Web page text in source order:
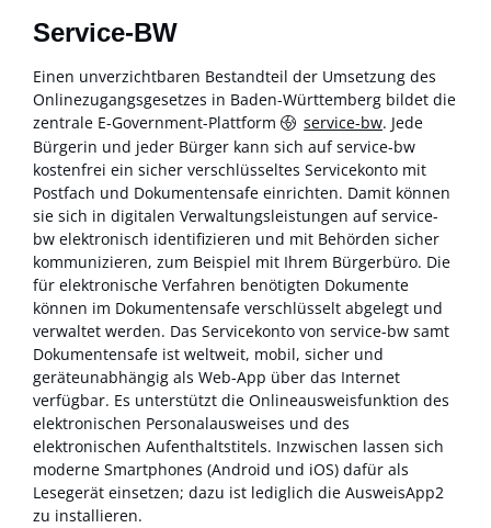
Service-BW
Einen unverzichtbaren Bestandteil der Umsetzung des
Onlinezugangsgesetzes in Baden-Württemberg bildet die
zentrale E-Government-Plattform
service-bw. Jede
Bürgerin und jeder Bürger kann sich auf service-bw
kostenfrei ein sicher verschlüsseltes Servicekonto mit
Postfach und Dokumentensafe einrichten. Damit können
sie sich in digitalen Verwaltungsleistungen auf service-
bw elektronisch identifizieren und mit Behörden sicher
kommunizieren, zum Beispiel mit Ihrem Bürgerbüro. Die
für elektronische Verfahren benötigten Dokumente
können im Dokumentensafe verschlüsselt abgelegt und
verwaltet werden. Das Servicekonto von service-bw samt
Dokumentensafe ist weltweit, mobil, sicher und
geräteunabhängig als Web-App über das Internet
verfügbar. Es unterstützt die Onlineausweisfunktion des
elektronischen Personalausweises und des
elektronischen Aufenthaltstitels. Inzwischen lassen sich
moderne Smartphones (Android und iOS) dafür als
Lesegerät einsetzen; dazu ist lediglich die AusweisApp2
zu installieren.